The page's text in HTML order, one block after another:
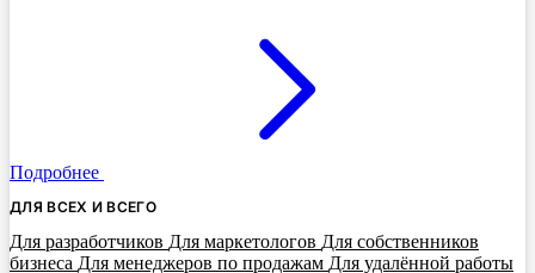
Подробнее
ДЛЯ ВСЕХ И ВСЕГО
Для разработчиков Для маркетологов Для собственников
бизнеса Для менеджеров по продажам Для удалённой работы